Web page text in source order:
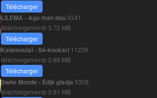
Télécharger
LILEMA - Ago man dou9341
téléchargements3.72 MB
Télécharger
Kalamoulaï - Sé-kookari 11239
téléchargements 2.88 MB
Télécharger
Swite Monde - Édjè gladja 9358
téléchargements3.81 MB